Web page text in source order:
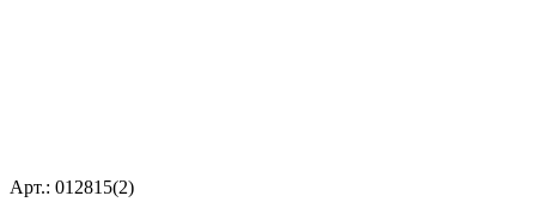
Арт.: 012815(2)